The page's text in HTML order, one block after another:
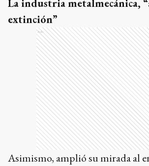
Asimismo, amplió su mirada al
situación del Parque Industrial y
locales. En ese sentido, el